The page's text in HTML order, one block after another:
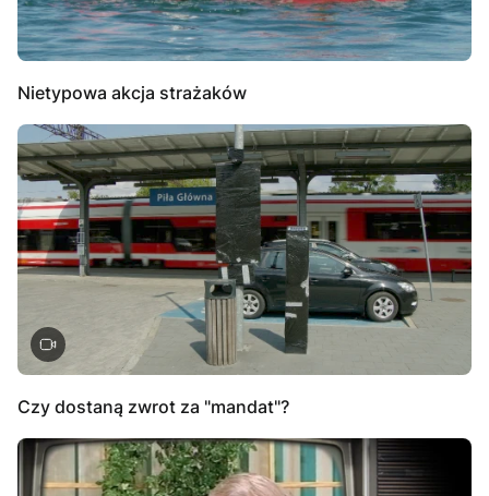
Nietypowa akcja strażaków
Czy dostaną zwrot za "mandat"?